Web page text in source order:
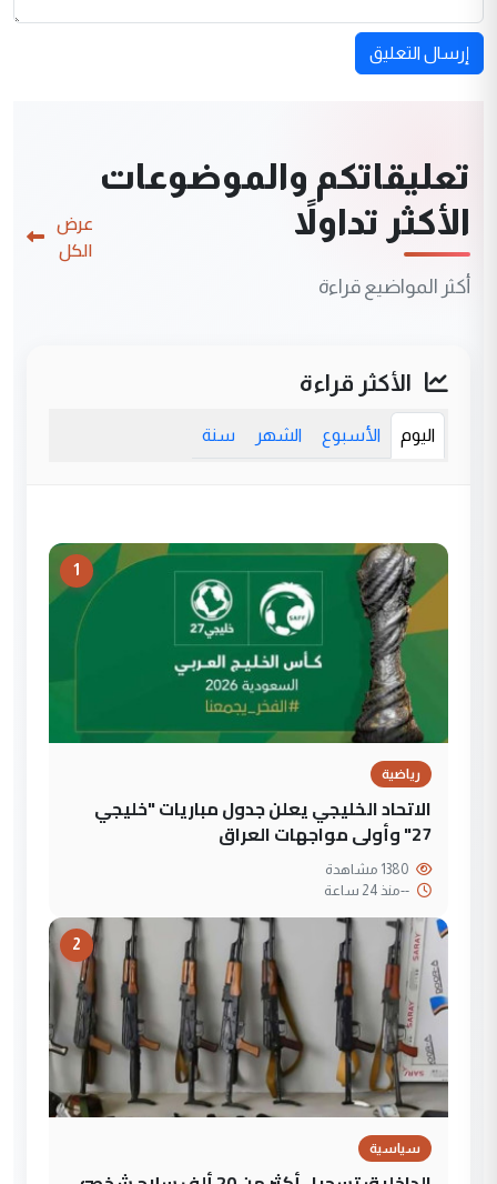
إرسال التعليق
تعليقاتكم والموضوعات
الأكثر تداولاً
أكثر المواضيع قراءة
عرض
الكل
الأكثر قراءة
اليوم الأسبوع الشهر سنة
1
رياضية
الاتحاد الخليجي يعلن جدول مباريات "خليجي
27" وأولى مواجهات العراق
--منذ 24 ساعة
2
سياسية